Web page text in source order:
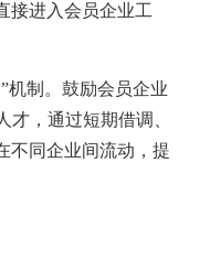
接进入会员企业工
机制。鼓励会员企业
，通过短期借调、
不同企业间流动，提